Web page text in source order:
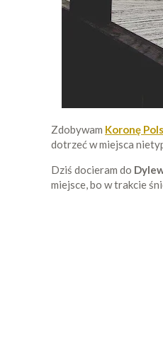
Zdobywam Koronę
dotrzeć w miejsca
Dziś docieram do
miejsce, bo w trakcie